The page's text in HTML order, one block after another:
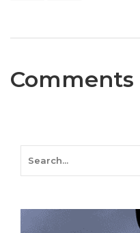
Comments